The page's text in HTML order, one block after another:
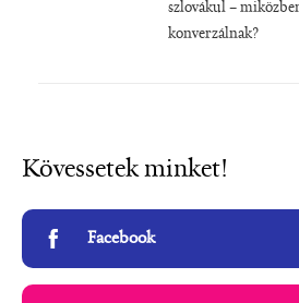
szlovákul –
konverzálnak?
Kövessetek minket!
Facebook